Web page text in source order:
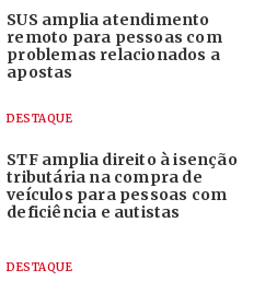
SUS amplia atendimento
remoto para pessoas com
problemas relacionados a
apostas
DESTAQUE
STF amplia direito à isenção
tributária na compra de
veículos para pessoas com
deficiência e autistas
DESTAQUE